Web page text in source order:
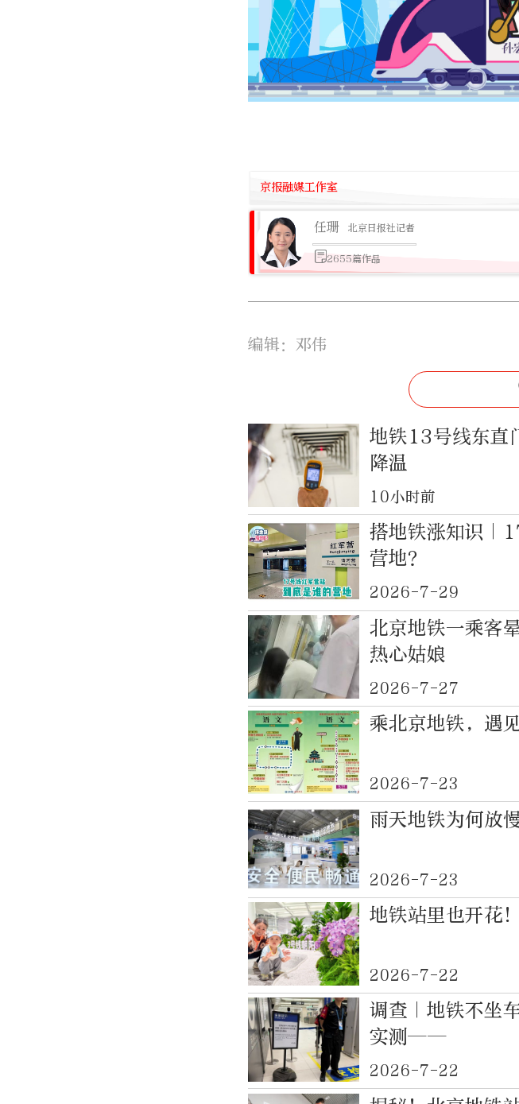
京报融媒工作室
任珊 北京日报社记者
2655篇作品
编辑：邓伟
地铁13号线东直
降温
10小时前
搭地铁涨知识｜
营地？
2026-7-29
北京地铁一乘客
热心姑娘
2026-7-27
乘北京地铁，遇
2026-7-23
雨天地铁为何放
2026-7-23
地铁站里也开花
2026-7-22
调查｜地铁不坐
实测——
2026-7-22